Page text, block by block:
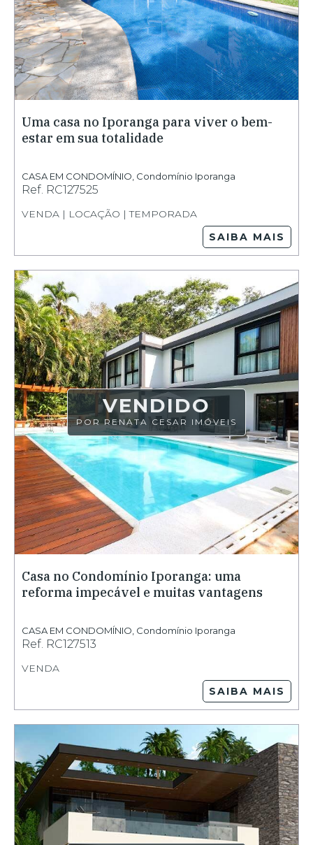
Uma casa no Iporanga para viver o bem-
estar em sua totalidade
CASA EM CONDOMÍNIO Condomínio Iporanga
Ref. RC127525
VENDA | LOCAÇÃO | TEMPORADA
SAIBA MAIS
VENDIDO
POR RENATA CESAR IMÓVEIS
Casa no Condomínio Iporanga: uma
reforma impecável e muitas vantagens
CASA EM CONDOMÍNIO Condomínio Iporanga
Ref. RC127513
VENDA
SAIBA MAIS